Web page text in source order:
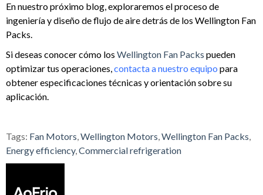
En nuestro próximo blog, exploraremos el proceso de
ingeniería y diseño de flujo de aire detrás de los Wellington Fan
Packs.
Si deseas conocer cómo los Wellington Fan Packs pueden
optimizar tus operaciones,contacta a nuestro equipo para
obtener especificaciones técnicas y orientación sobre su
aplicación.
Tags: Fan Motors,Wellington Motors,Wellington Fan Packs,
Energy efficiency,Commercial refrigeration